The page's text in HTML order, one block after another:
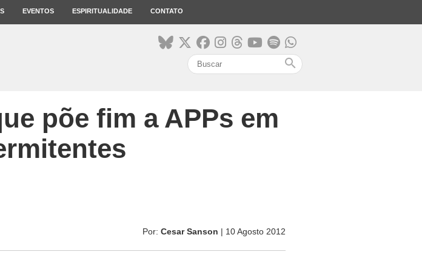
EVENTOS ESPIRITUALIDADE CONTATO
search
põe fim a APPs em
Por: Cesar Sanson | 10 Agosto 2012